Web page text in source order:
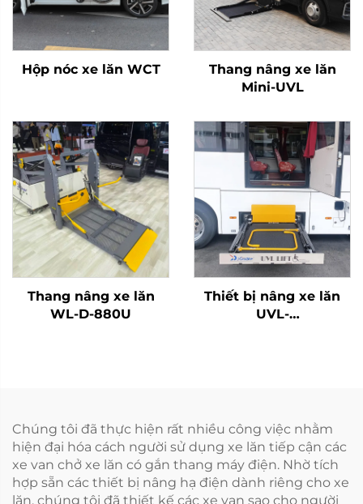
Hộp nóc xe lăn WCT
Thang nâng xe lăn
Mini-UVL
Thang nâng xe lăn
WL-D-880U
Thiết bị nâng xe lăn
UVL-
Chúng tôi đã thực hiện rất nhiều công việc nhằm
hiện đại hóa cách người sử dụng xe lăn tiếp cận các
xe van chở xe lăn có gắn thang máy điện. Nhờ tích
hợp sẵn các thiết bị nâng hạ điện dành riêng cho xe
lăn, chúng tôi đã thiết kế các xe van sao cho người